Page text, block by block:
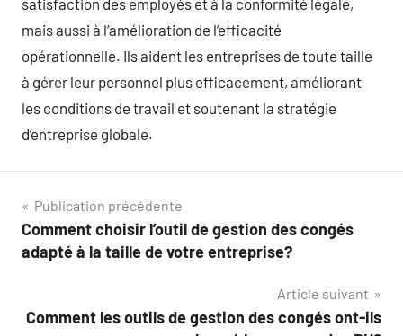
satisfaction des employés et à la conformité légale,
mais aussi à l’amélioration de l’efficacité
opérationnelle. Ils aident les entreprises de toute taille
à gérer leur personnel plus efficacement, améliorant
les conditions de travail et soutenant la stratégie
d’entreprise globale.
Navigation
de
Publication précédente
Comment choisir l’outil de gestion des congés
adapté à la taille de votre entreprise?
Article suivant
Comment les outils de gestion des congés ont-ils